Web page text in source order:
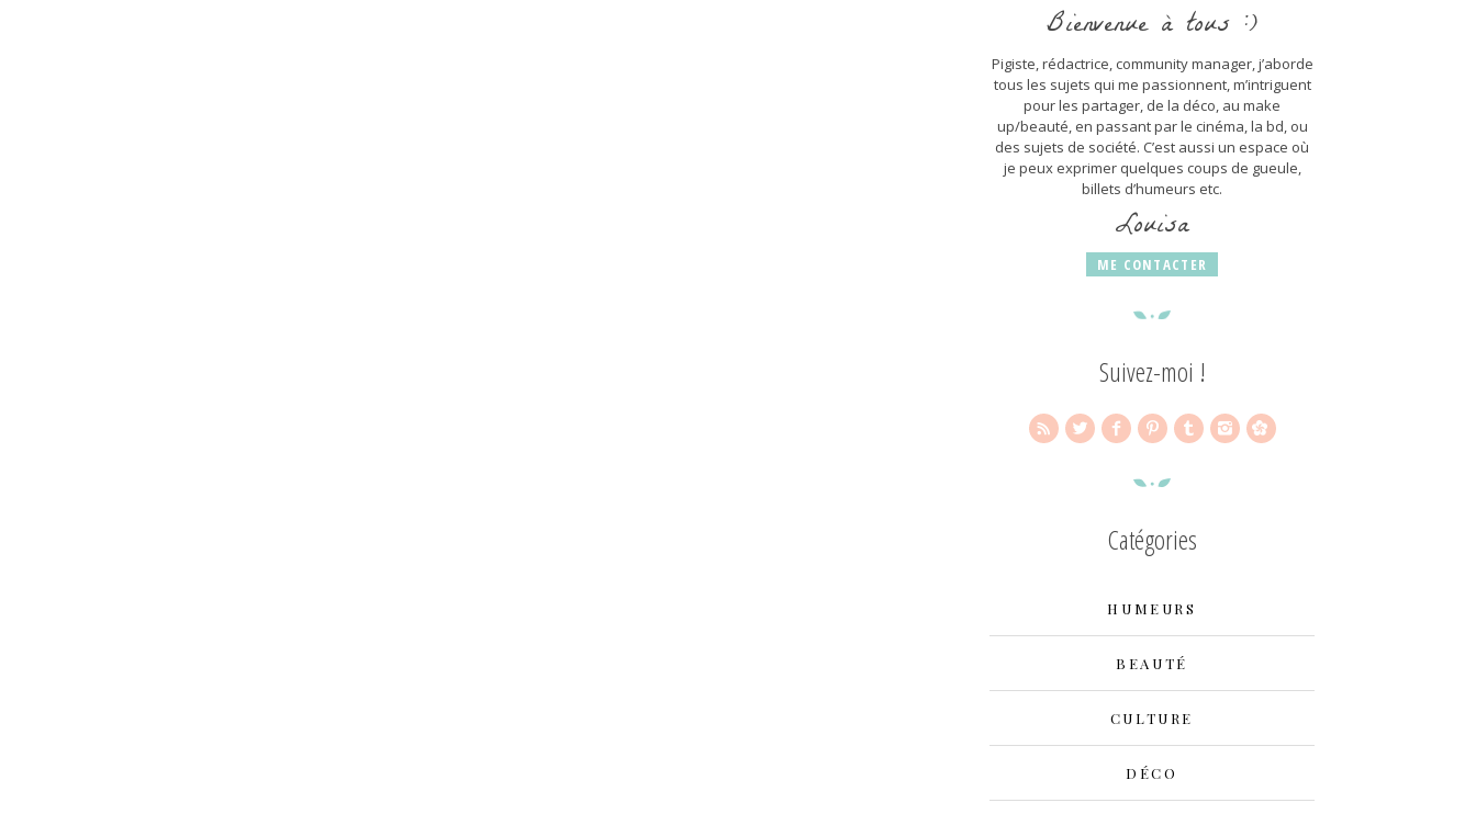
Bienvenue à tous :)
Pigiste, rédactrice, community manager, j’aborde
tous les sujets qui me passionnent, m’intriguent
pour les partager, de la déco, au make
up/beauté, en passant par le cinéma, la bd, ou
des sujets de société. C’est aussi un espace où
je peux exprimer quelques coups de gueule,
billets d’humeurs etc.
Louisa
ME CONTACTER
Suivez-moi !
Catégories
HUMEURS
BEAUTÉ
CULTURE
DÉCO